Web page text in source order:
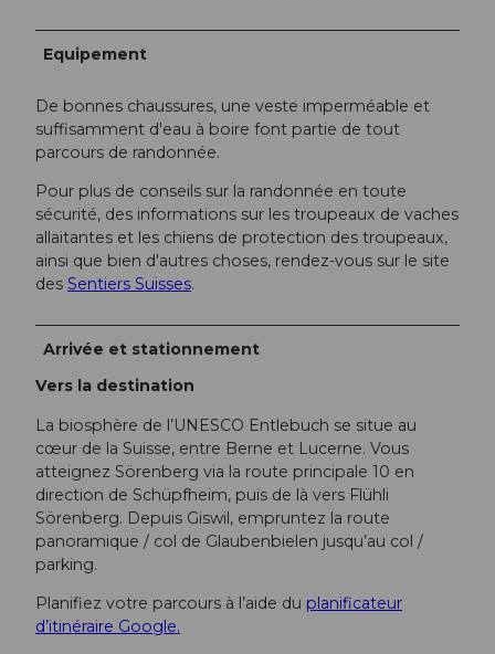
Equipement
De bonnes chaussures, une veste imperméable et
suffisamment d'eau à boire font partie de tout
parcours de randonnée.
Pour plus de conseils sur la randonnée en toute
sécurité, des informations sur les troupeaux de vaches
allaitantes et les chiens de protection des troupeaux,
ainsi que bien d'autres choses, rendez-vous sur le site
des Sentiers Suisses.
Arrivée et stationnement
Vers la destination
La biosphère de l’UNESCO Entlebuch se situe au
cœur de la Suisse, entre Berne et Lucerne. Vous
atteignez Sörenberg via la route principale 10 en
direction de Schüpfheim, puis de là vers Flühli
Sörenberg. Depuis Giswil, empruntez la route
panoramique / col de Glaubenbielen jusqu’au col /
parking.
Planifiez votre parcours à l’aide du planificateur
d’itinéraire Google.